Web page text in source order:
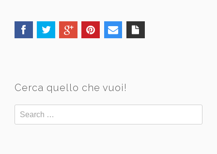
Cerca quello che vuoi!